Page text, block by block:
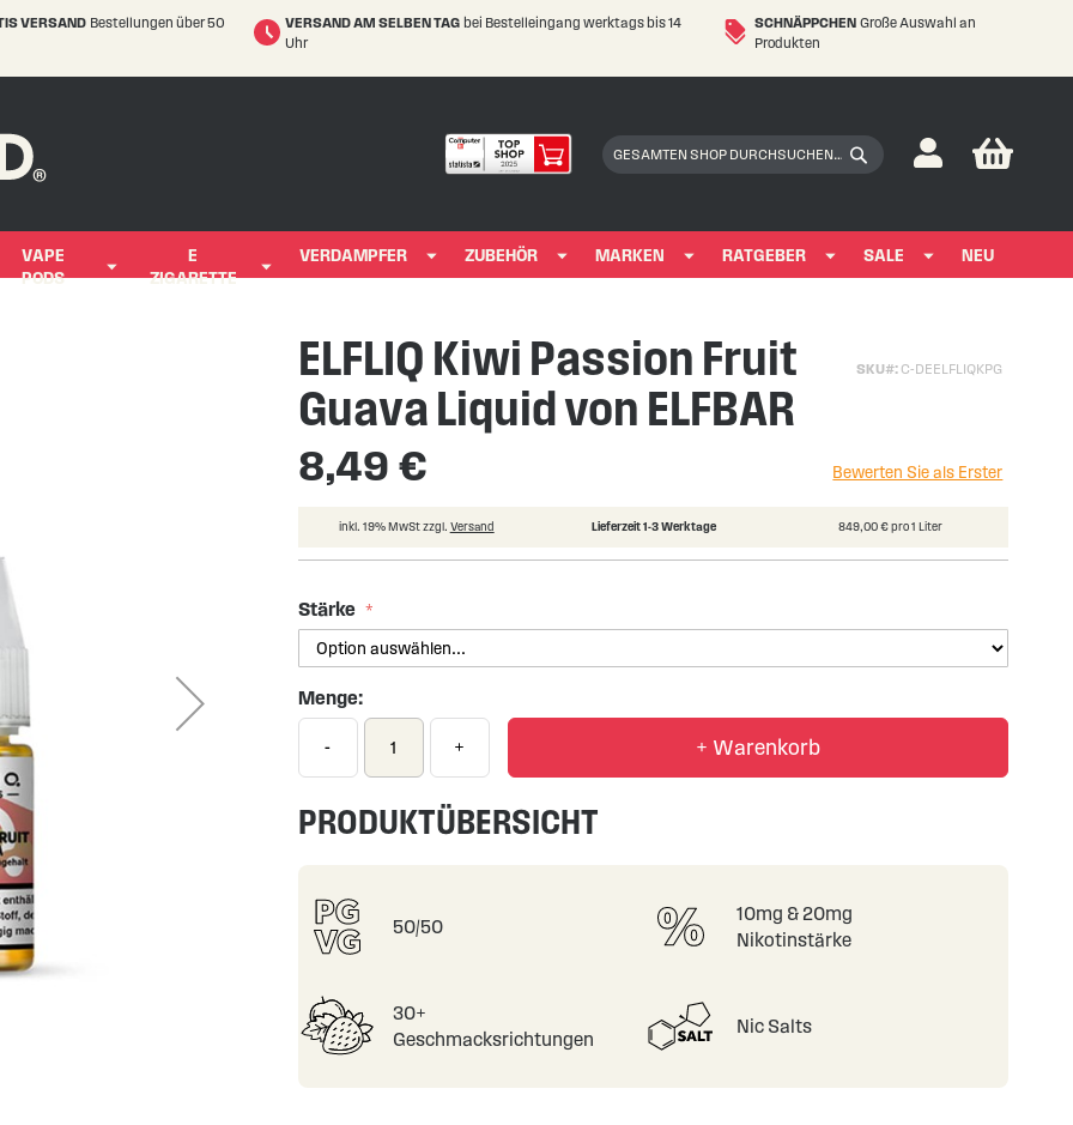
VERSAND Bestellungen über 50
VERSAND AM SELBEN TAG bei Bestelleingang werktags bis 14
Uhr
SCHNÄPPCHEN Große Auswahl an
Produkten
Suchen
My
VAPE
PODS
E
ZIGARETTE
VERDAMPFER ZUBEHÖR MARKEN RATGEBER SALE NEU
ELFLIQ Kiwi Passion Fruit
Guava Liquid von ELFBAR
SKU C-DEELFLIQKPG
8,49 € Bewerten Sie als Erster
inkl. 19% MwSt zzgl. Versand Lieferzeit 1-3 Werktage 849,00 € pro 1 Liter
Stärke
Menge:
- + + Warenkorb
PRODUKTÜBERSICHT
50/50
10mg & 20mg
Nikotinstärke
30+
Geschmacksrichtungen
Nic Salts